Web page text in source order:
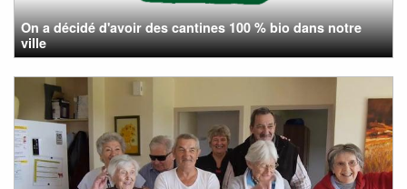
On a décidé d'avoir des cantines 100 % bio dans notre
ville